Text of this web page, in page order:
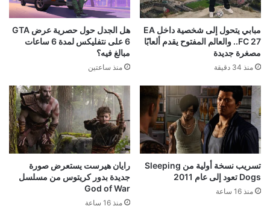
مبابي يتحول إلى شخصية داخل EA
FC 27.. والعالم المفتوح يقدم ألعابًا
مصغرة جديدة
منذ 34 دقيقة
هل الجدل حول حصرية عرض GTA
6 على نتفليكس لمدة 6 ساعات
مبالغ فيه؟
منذ ساعتين
تسريب نسخة أولية من Sleeping
Dogs تعود إلى عام 2011
منذ 16 ساعة
رايان هيرست يستعرض صورة
جديدة بدور كريتوس من مسلسل
God of War
منذ 16 ساعة